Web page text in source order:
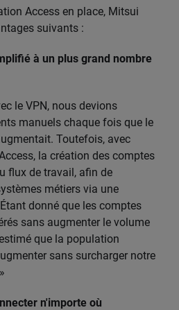
Access en place, Mitsui
suivants :
à un plus grand nombre
le VPN, nous devions
manuels chaque fois que le
Toutefois, avec
la création des comptes
flux de travail, afin de
métiers via une
donné que les comptes
sans augmenter le volume
que la population
sans surcharger notre
n'importe où